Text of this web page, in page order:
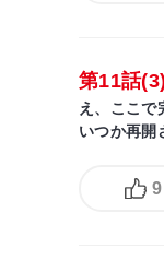
第11話(3)
え、ここで
いつか再開
9